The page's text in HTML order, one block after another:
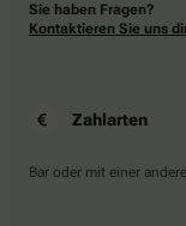
Sie haben Fragen?
Kontaktieren Sie uns
Zahlarten
Bar oder mit einer